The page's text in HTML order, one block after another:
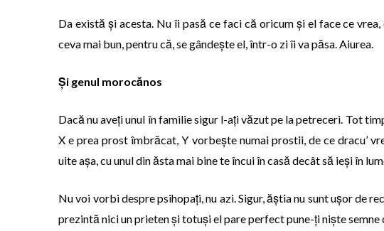
Da există și acesta. Nu îi pasă ce faci că oricum și el face ce
ceva mai bun, pentru că, se gândește el, într-o zi îi va păsa. Aiurea.
Și genul morocănos
Dacă nu aveți unul în familie sigur l-ați văzut pe la petreceri. Tot
X e prea prost îmbrăcat, Y vorbește numai prostii, de ce dracu’
uite așa, cu unul din ăsta mai bine te încui în casă decât să ieși în
Nu voi vorbi despre psihopați, nu azi. Sigur, ăștia nu sunt ușor de
prezintă nici un prieten și totuși el pare perfect pune-ți niște semne